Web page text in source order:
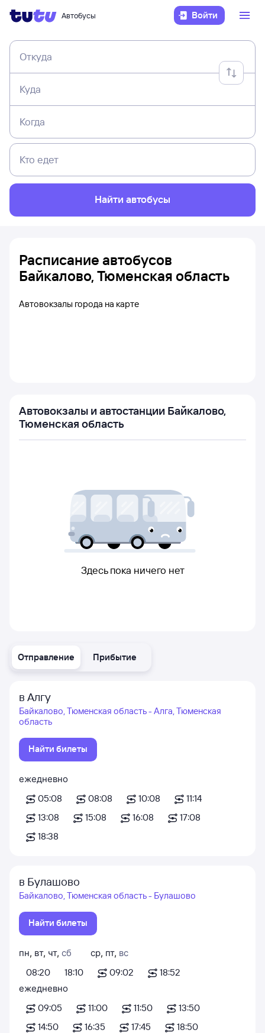
Автобусы Войти
Откуда
Куда
Когда
Кто едет
Найти автобусы
Отправление Прибытие
в Алгу
Байкалово, Тюменская область - Алга, Тюменская
область
Найти билеты
ежедневно
05:08
08:08 10:08
11:14
13:08
15:08 16:08
17:08
18:38
в Булашово
Байкалово, Тюменская область - Булашово
Найти билеты
пн, вт, чт, сб
08:20
18:10
ср, пт, вс
09:02
18:52
ежедневно
09:05
11:00 11:50
13:50
14:50
16:35 17:45
18:50
Расписание автобусов
Байкалово, Тюменская область
Автовокзалы города на карте
Автовокзалы и автостанции Байкалово,
Тюменская область
Здесь пока ничего нет